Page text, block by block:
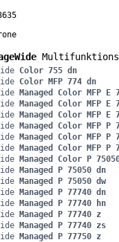
Color 755 dn
Color MFP 774 dn
Managed Color MFP E
Managed Color MFP E
Managed Color MFP E
Managed Color MFP P
Managed Color MFP P
Managed Color MFP P
Managed Color P
Managed P 75050 dn
Managed P 75050 dw
Managed P 77740 dn
Managed P 77740 hn
Managed P 77740 z
Managed P 77740 zs
Managed P 77750 z